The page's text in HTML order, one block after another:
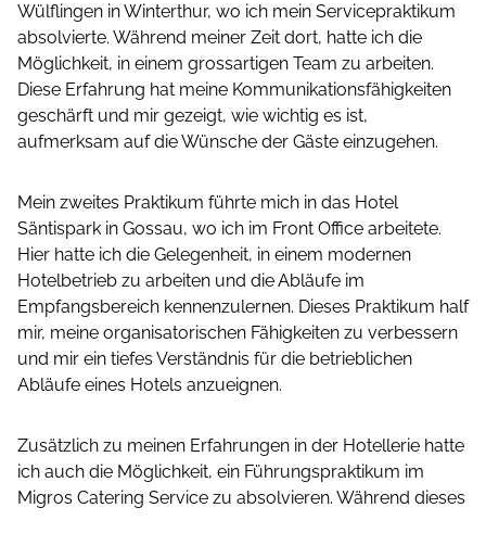
Wülflingen in Winterthur, wo ich mein Servicepraktikum
absolvierte. Während meiner Zeit dort, hatte ich die
Möglichkeit, in einem grossartigen Team zu arbeiten.
Diese Erfahrung hat meine Kommunikationsfähigkeiten
geschärft und mir gezeigt, wie wichtig es ist,
aufmerksam auf die Wünsche der Gäste einzugehen.
Mein zweites Praktikum führte mich in das Hotel
Säntispark in Gossau, wo ich im Front Office arbeitete.
Hier hatte ich die Gelegenheit, in einem modernen
Hotelbetrieb zu arbeiten und die Abläufe im
Empfangsbereich kennenzulernen. Dieses Praktikum half
mir, meine organisatorischen Fähigkeiten zu verbessern
und mir ein tiefes Verständnis für die betrieblichen
Abläufe eines Hotels anzueignen.
Zusätzlich zu meinen Erfahrungen in der Hotellerie hatte
ich auch die Möglichkeit, ein Führungspraktikum im
Migros Catering Service zu absolvieren. Während dieses